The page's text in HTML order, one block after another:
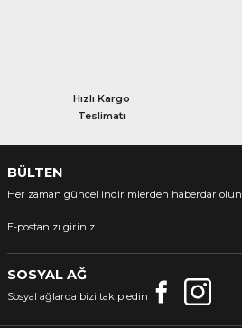
Hızlı Kargo
Teslimatı
BÜLTEN
Her zaman güncel indirimlerden haberdar olun
SOSYAL AĞ
Sosyal ağlarda bizi takip edin